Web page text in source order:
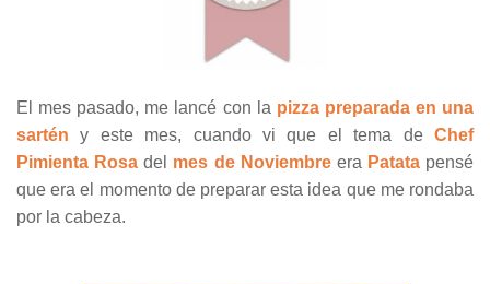
El mes pasado, me lancé con la pizza preparada en una
sartén y este mes, cuando vi que el tema de Chef
Pimienta Rosa del mes de Noviembreera Patatapensé
que era el momento de preparar esta idea que me rondaba
por la cabeza.